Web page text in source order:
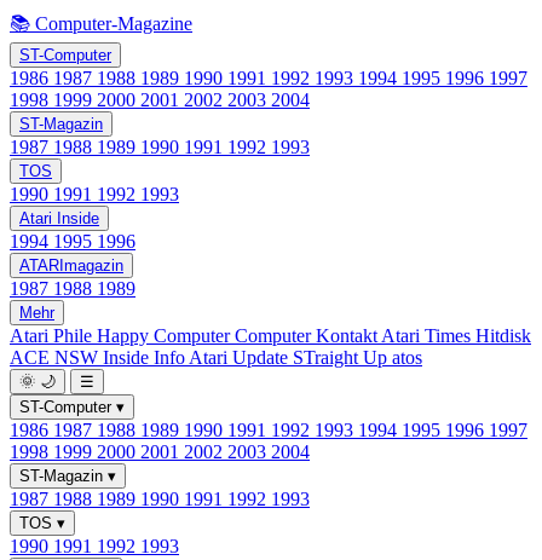
📚 Computer-Magazine
ST-Computer
1986 1987 1988 1989 1990 1991 1992 1993 1994 1995 1996 1997
1998 1999 2000 2001 2002 2003 2004
ST-Magazin
1987 1988 1989 1990 1991 1992 1993
TOS
1990 1991 1992 1993
Atari Inside
1994 1995 1996
ATARImagazin
1987 1988 1989
Mehr
Atari Phile Happy ComputerComputer Kontakt Atari Times Hitdisk
ACE NSW Inside Info Atari Update STraight Up atos
🌞 🌙
☰
ST-Computer ▾
1986 1987 1988 1989 1990 1991 1992 1993 1994 1995 1996 1997
1998 1999 2000 2001 2002 2003 2004
ST-Magazin ▾
1987 1988 1989 1990 1991 1992 1993
TOS ▾
1990 1991 1992 1993